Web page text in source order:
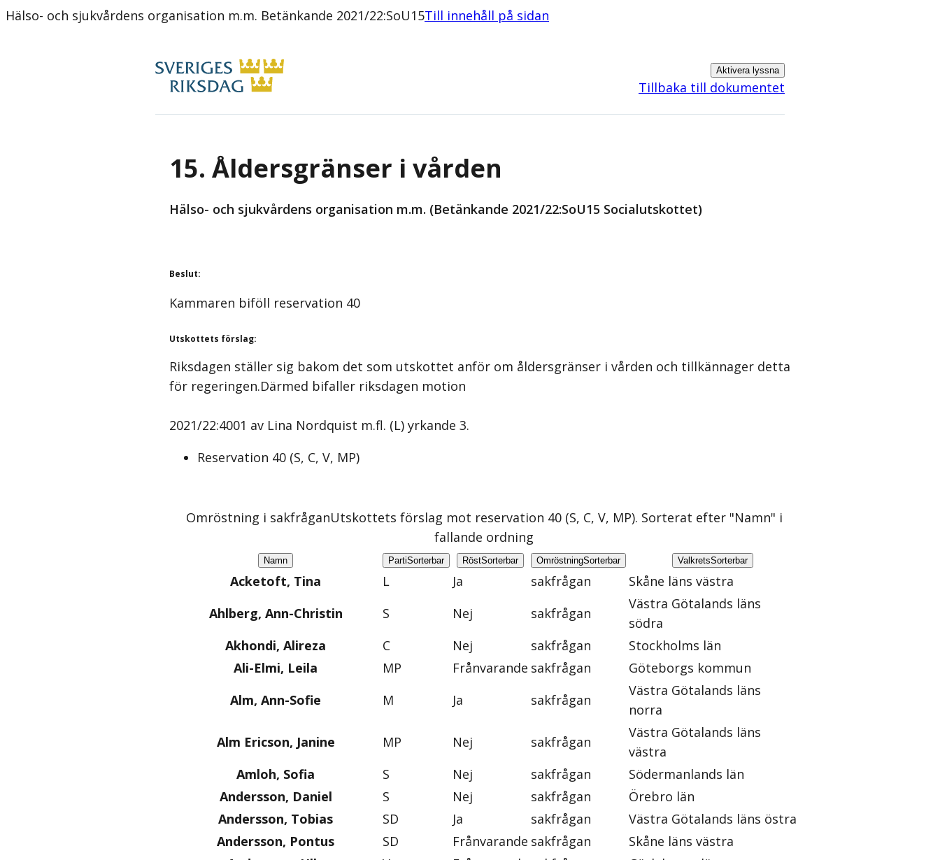
Hälso- och sjukvårdens organisation m.m. Betänkande 2021/22:SoU15Till innehåll på sidan
Aktivera lyssna
Tillbaka till dokumentet
15. Åldersgränser i vården
Hälso- och sjukvårdens organisation m.m. (Betänkande 2021/22:SoU15 Socialutskottet)
Beslut:
Kammaren biföll reservation 40
Utskottets förslag:
Riksdagen ställer sig bakom det som utskottet anför om åldersgränser i vården och tillkännager detta
för regeringen.Därmed bifaller riksdagen motion
2021/22:4001 av Lina Nordquist m.fl. (L) yrkande 3.
Reservation 40 (S, C, V, MP)
Omröstning i sakfråganUtskottets förslag mot reservation 40 (S, C, V, MP). Sorterat efter "Namn" i
fallande ordning
Namn PartiSorterbar RöstSorterbar OmröstningSorterbar ValkretsSorterbar
Acketoft, Tina L Ja sakfrågan
Skåne läns västra
Ahlberg, Ann-Christin
S Nej sakfrågan
Västra Götalands läns
södra
Akhondi, Alireza
C Nej sakfrågan
Stockholms län
Ali-Elmi, Leila
MP Frånvarande sakfrågan
Göteborgs kommun
Alm, Ann-Sofie
M Ja sakfrågan
Västra Götalands läns
norra
Alm Ericson, Janine
MP Nej sakfrågan
Västra Götalands läns
västra
Amloh, Sofia
S Nej sakfrågan
Södermanlands län
Andersson, Daniel
S Nej sakfrågan
Örebro län
Andersson, Tobias
SD Ja sakfrågan
Västra Götalands läns östra
Andersson, Pontus
SD Frånvarande sakfrågan
Skåne läns västra